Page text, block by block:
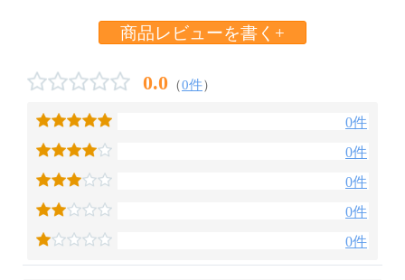
商品レビューを書く+
0.0 （0件）
0件
0件
0件
0件
0件